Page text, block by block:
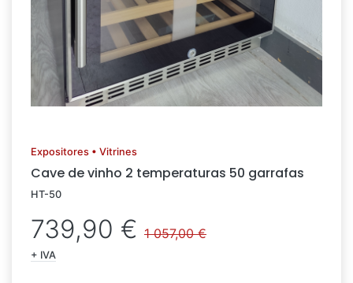
Expositores • Vitrines
Cave de vinho 2 temperaturas 50 garrafas
HT-50
739,90 € 1 057,00 €
+ IVA